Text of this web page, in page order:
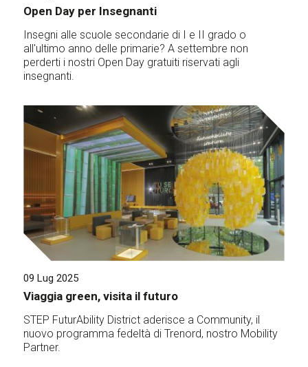
Open Day per Insegnanti
Insegni alle scuole secondarie di I e II grado o
all'ultimo anno delle primarie? A settembre non
perderti i nostri Open Day gratuiti riservati agli
insegnanti.
09 Lug 2025
Viaggia green, visita il futuro
STEP FuturAbility District aderisce a Community, il
nuovo programma fedeltà di Trenord, nostro Mobility
Partner.